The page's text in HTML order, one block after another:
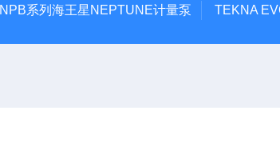
NPB系列海王星NEPTUNE计量泵 TEKNA